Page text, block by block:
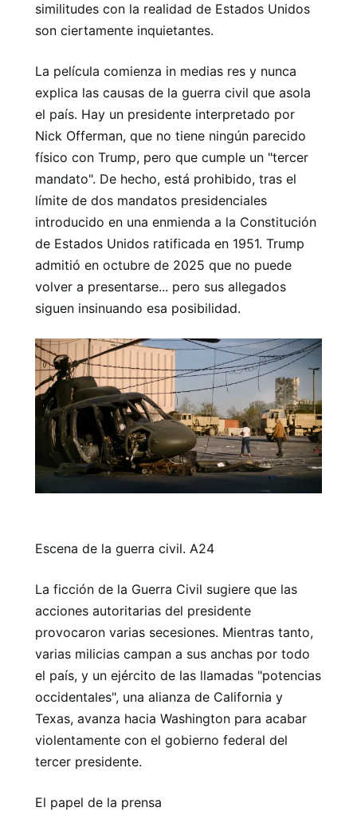
similitudes con la realidad de Estados Unidos
son ciertamente inquietantes.
La película comienza in medias res y nunca
explica las causas de la guerra civil que asola
el país. Hay un presidente interpretado por
Nick Offerman, que no tiene ningún parecido
físico con Trump, pero que cumple un "tercer
mandato". De hecho, está prohibido, tras el
límite de dos mandatos presidenciales
introducido en una enmienda a la Constitución
de Estados Unidos ratificada en 1951. Trump
admitió en octubre de 2025 que no puede
volver a presentarse... pero sus allegados
siguen insinuando esa posibilidad.
Escena de la guerra civil. A24
La ficción de la Guerra Civil sugiere que las
acciones autoritarias del presidente
provocaron varias secesiones. Mientras tanto,
varias milicias campan a sus anchas por todo
el país, y un ejército de las llamadas "potencias
occidentales", una alianza de California y
Texas, avanza hacia Washington para acabar
violentamente con el gobierno federal del
tercer presidente.
El papel de la prensa